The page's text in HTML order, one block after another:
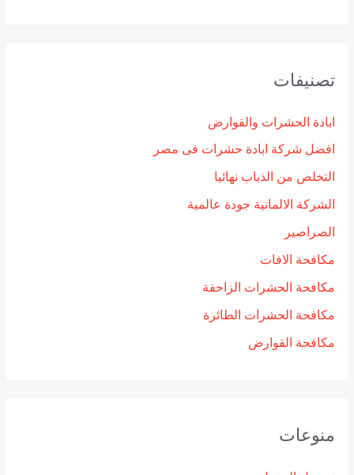
تصنيفات
ابادة الحشرات والقوارض
افضل شركة ابادة حشرات فى مصر
التخلص من الذباب نهائيا
الشركة الالمانية جودة عالمية
الصراصير
مكافحة الافات
مكافحة الحشرات الزاحفة
مكافحة الحشرات الطائرة
مكافحة القوارض
منوعات